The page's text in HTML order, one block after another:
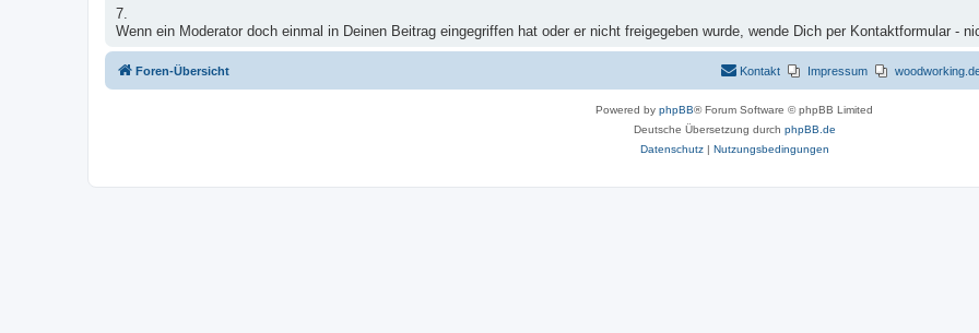
7.
Wenn ein Moderator doch einmal in Deinen Beitrag eingegriffen hat oder er nicht freigegeben wurde, wende Dich per Kontaktformular -
Foren-Übersicht Impressum
Kontakt
Powered by phpBB® Forum Software © phpBB Limited
Deutsche Übersetzung durch phpBB.de
Datenschutz| Nutzungsbedingungen